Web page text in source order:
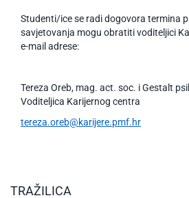
Studenti/ice se radi dogovora termina
savjetovanja mogu obratiti voditeljici
e-mail adrese:
Tereza Oreb, mag. act. soc. i Gestalt
Voditeljica Karijernog centra
tereza.oreb@karijere.pmf.hr
TRAŽILICA